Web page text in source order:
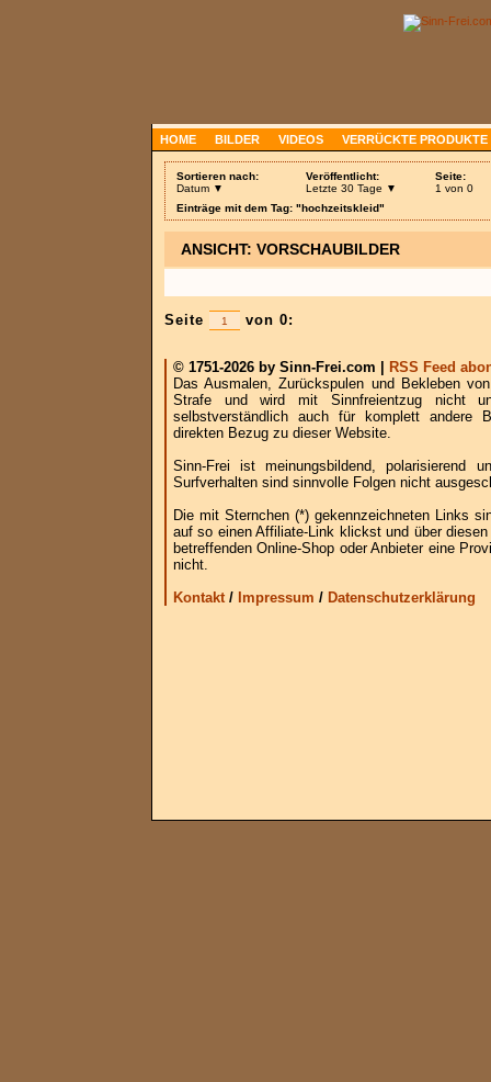
HOME BILDER VIDEOS VERRÜCKTE PRODUKTE
Sortieren nach:
Datum ▼
Veröffentlicht:
Letzte 30 Tage ▼
Seite:
1 von 0
Einträge mit dem Tag: "hochzeitskleid"
ANSICHT: VORSCHAUBILDER
Seite von 0:
© 1751-2026 by Sinn-Frei.com |
RSS Feed
Das Ausmalen, Zurückspulen und Bekleben
Strafe und wird mit Sinnfreientzug nicht
selbstverständlich auch für komplett andere
direkten Bezug zu dieser Website.
Sinn-Frei ist meinungsbildend, polarisierend
Surfverhalten sind sinnvolle Folgen nicht
Die mit Sternchen (*) gekennzeichneten Links
auf so einen Affiliate-Link klickst und über
betreffenden Online-Shop oder Anbieter eine
nicht.
Kontakt/ Impressum / Datenschutzerklärung